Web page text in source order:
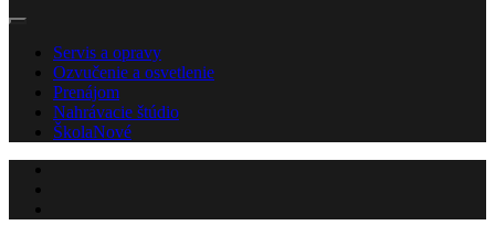
Servis a opravy
Ozvučenie a osvetlenie
Prenájom
Nahrávacie štúdio
ŠkolaNové